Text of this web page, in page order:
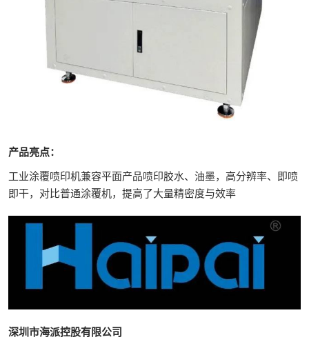
产品亮点：
工业涂覆喷印机兼容平面产品喷印胶水、油墨，高分辨率、即喷
即干，对比普通涂覆机，提高了大量精密度与效率
深圳市海派控股有限公司